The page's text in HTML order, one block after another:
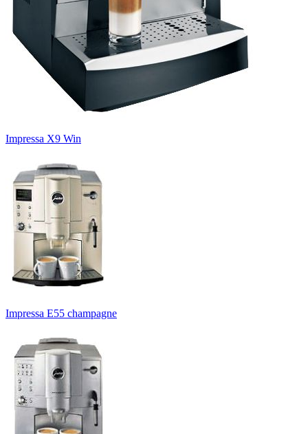
Impressa X9 Win
Impressa E55 champagne